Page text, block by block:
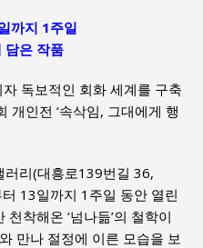
까지 1주일
담은 작품
독보적인 회화 세계를 구축
개인전 ‘속삭임, 그대에게 행
러리(대흥로139번길 36,
13일까지 1주일 동안 열린
착해온 ‘넘나듦’의 철학이
만나 절정에 이른 모습을 보